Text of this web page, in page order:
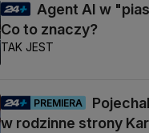
Agent AI w
Co to znaczy?
TAK JEST
PREMIERA
w rodzinne strony